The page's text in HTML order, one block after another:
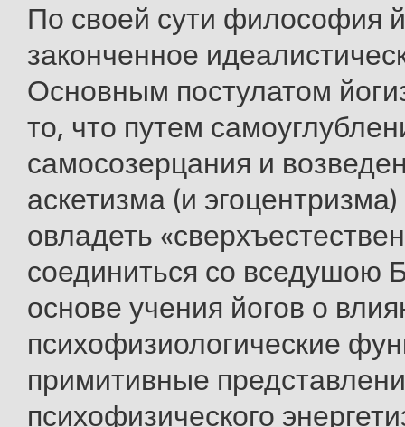
По своей сути философия
законченное
Основным постулатом
то, что путем
самосозерцания и
аскетизма (и
овладеть
соединиться со вседушою
основе учения йогов о
психофизиологические
примитивные
психофизического